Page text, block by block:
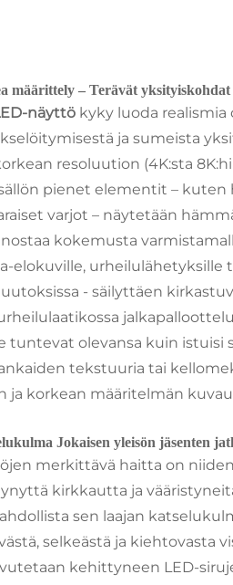
määrittely – Terävät
näyttö kyky luoda
ja sumeista
resoluution (4K:sta
pienet elementit –
varjot – näytetään
kokemusta
elokuville, urheilulähetyksille
- säilyttäen
tuntevat olevansa kuin
tekstuuria tai
ja korkean määritelmän
Jokaisen yleisön jäsenten
merkittävä haitta on
kirkkautta ja
sen laajan
selkeästä ja kiehtovasta
kehittyneen LED-